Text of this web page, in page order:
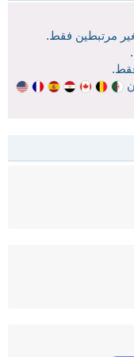
مرتبطين فقط.